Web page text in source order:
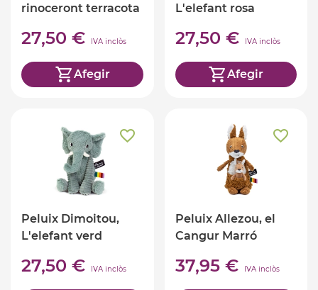
rinoceront terracota
27,50 € IVA inclòs
Afegir
L'elefant rosa
27,50 € IVA inclòs
Afegir
Peluix Dimoitou,
L'elefant verd
27,50 € IVA inclòs
Peluix Allezou, el
Cangur Marró
37,95 € IVA inclòs